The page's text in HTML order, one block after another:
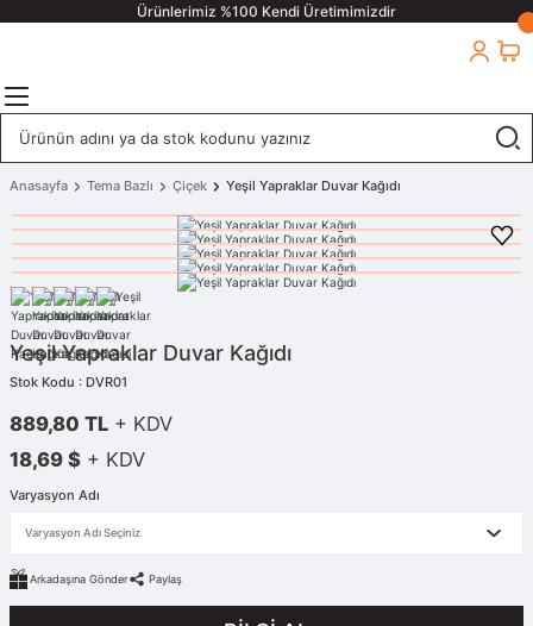
Ürünlerimiz %100 Kendi Üretimimizdir
Anasayfa Tema Bazlı Çiçek Yeşil Yapraklar Duvar Kağıdı
Yeşil Yapraklar Duvar Kağıdı
Stok Kodu : DVR01
889,80 TL + KDV
18,69 $ + KDV
Varyasyon Adı
Arkadaşına Gönder Paylaş